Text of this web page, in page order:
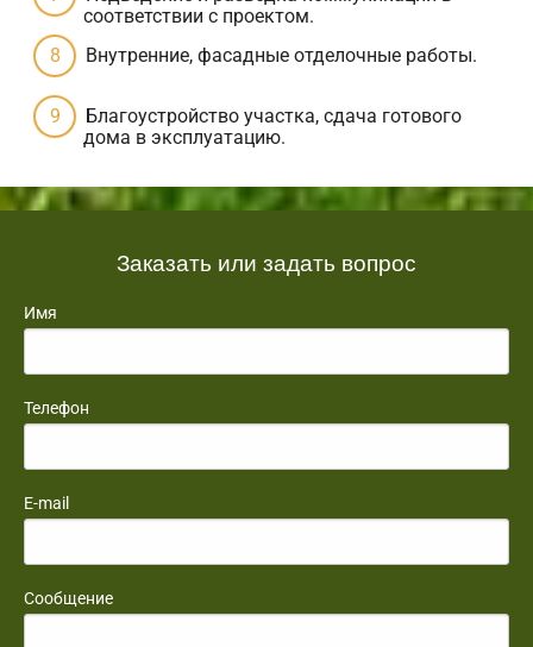
соответствии с проектом.
Внутренние, фасадные отделочные работы.
Благоустройство участка, сдача готового
дома в эксплуатацию.
Заказать или задать вопрос
Имя
Телефон
E-mail
Сообщение